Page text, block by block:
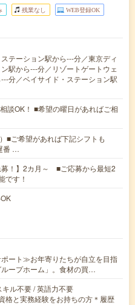
残業なし WEB登録OK
テーション駅から---分／東京ディ
駅から---分／リゾートゲートウェ
分／ベイサイド・ステーション駅
談OK！ ■希望の曜日があればご相
■ご希望があれば下記シフトも
番 …
募！】2カ月～ ■ご応募から最短2
です！
ート≫お年寄りたちが自立を目指
ープホーム」。食材の買…
ル不要 / 英語力不要
と実務経験をお持ちの方＊履歴